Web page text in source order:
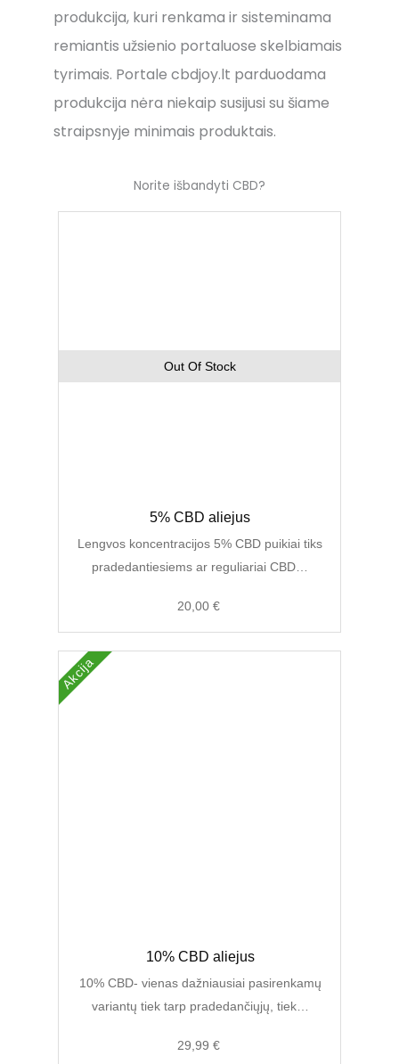
produkcija, kuri renkama ir sisteminama
remiantis užsienio portaluose skelbiamais
tyrimais. Portale cbdjoy.lt parduodama
produkcija nėra niekaip susijusi su šiame
straipsnyje minimais produktais.
Norite išbandyti CBD?
Out Of Stock
5% CBD aliejus
Lengvos koncentracijos 5% CBD puikiai tiks
pradedantiesiems ar reguliariai CBD…
20,00 €
Akcija
10% CBD aliejus
10% CBD- vienas dažniausiai pasirenkamų
variantų tiek tarp pradedančiųjų, tiek…
Original
price
was:
45,00 €.
29,99 €
Current
price
is:
29,99 €.